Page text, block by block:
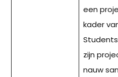
een
kader
zijn
nauw